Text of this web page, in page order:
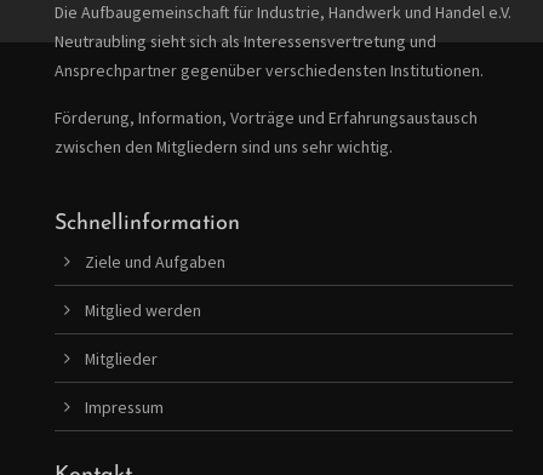
24h/ 365days
We offer support for our customers
Mon - Fri 8:00am - 5:00pm
Get in touch
Cybersteel Inc.
376-293 City Road, Suite 600
San Francisco, CA 94102
+44 1234 567 890
Die Aufbaugemeinschaft für Industrie, Handwerk und Handel e.V.
Neutraubling sieht sich als Interessensvertretung und
Ansprechpartner gegenüber verschiedensten Institutionen.
Förderung, Information, Vorträge und Erfahrungsaustausch
zwischen den Mitgliedern sind uns sehr wichtig.
Schnellinformation
Ziele und Aufgaben
Mitglied werden
Mitglieder
Impressum